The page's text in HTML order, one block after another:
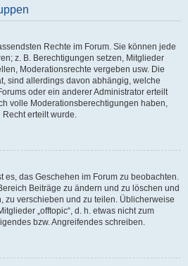
Rechte im Forum. Sie können jede
z. B. Berechtigungen setzen, Mitglieder
Moderationsrechte vergeben usw. Die
sind allerdings davon abhängig, welche
oder ein anderer Administrator erteilt
volle Moderationsberechtigungen haben,
erteilt wurde.
es, das Geschehen im Forum zu beobachten.
Beiträge zu ändern und zu löschen und
zu verschieben und zu teilen. Üblicherweise
„offtopic“, d. h. etwas nicht zum
bzw. Angreifendes schreiben.